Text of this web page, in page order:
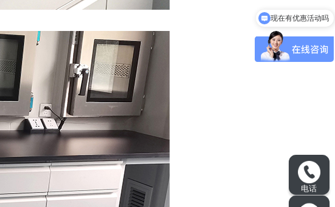
可以介绍下你们的产品么